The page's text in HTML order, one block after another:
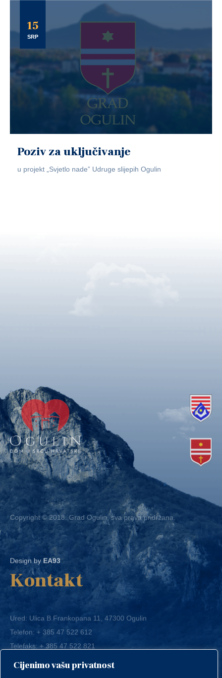
Cijenimo vašu privatnost
15
SRP
Poziv za uključivanje
u projekt „Svjetlo nade” Udruge slijepih Ogulin
Copyright © 2018. Grad Ogulin, sva prava pridržana.
Design byEA93
Kontakt
Ured: Ulica B.Frankopana 11, 47300 Ogulin
Telefon:+ 385 47 522 612
Telefaks:+ 385 47 522 821
E-mail:grad-ogulin@ogulin.hr